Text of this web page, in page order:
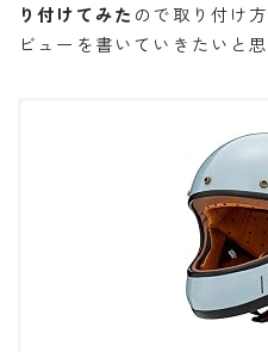
リアボックス ロングツ
知多半島
り付けてみた ので取り付け
ビューを書いていきたいと思